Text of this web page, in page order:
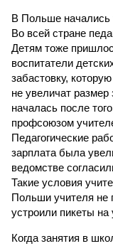
В Польше начались
Во всей стране
Детям тоже
воспитатели
забастовку,
не увеличат
началась после
профсоюзом
Педагогические
зарплата была
ведомстве
Такие условия
Польши учителя не
устроили пикеты на
Когда занятия в